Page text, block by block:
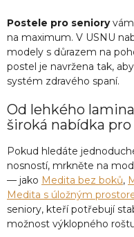
Postele pro senioryvám
na maximum. V USNU
modely s důrazem na
postel je navržena tak,
systém zdravého spaní.
Od lehkého
široká nabídka
Pokud hledáte
nosností, mrkněte na
— jako Medita bez boků,
Medita s úložným
seniory, kteří potřebují
možnost výklopného